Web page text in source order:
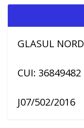
GLASUL
CUI: 36849482
J07/502/2016